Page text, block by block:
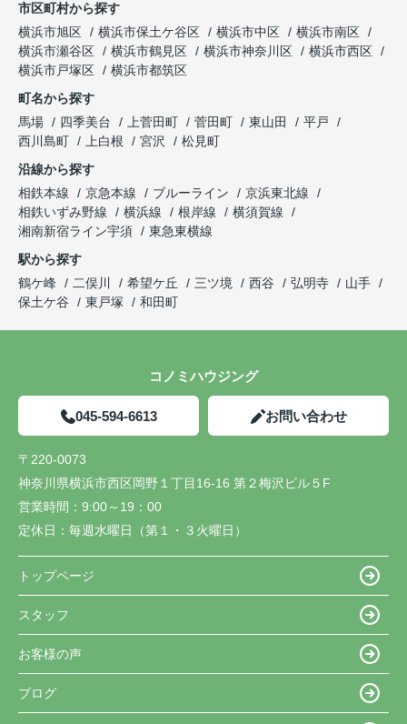
市区町村から探す
横浜市旭区
横浜市保土ケ谷区 横浜市中区
横浜市南区
横浜市瀬谷区
横浜市鶴見区 横浜市神奈川区
横浜市西区
横浜市戸塚区
横浜市都筑区
町名から探す
馬場
四季美台 上菅田町 菅田町 東山田
平戸
西川島町
上白根 宮沢
松見町
沿線から探す
相鉄本線
京急本線 ブルーライン
京浜東北線
相鉄いずみ野線
横浜線 根岸線
横須賀線
湘南新宿ライン宇須
東急東横線
駅から探す
鶴ケ峰
二俣川 希望ケ丘 三ツ境 西谷 弘明寺
山手
保土ケ谷
東戸塚 和田町
コノミハウジング
045-594-6613 お問い合わせ
〒220-0073
神奈川県横浜市西区岡野１丁目16-16 第２梅沢ビル５F
営業時間： 9:00～19：00
定休日： 毎週水曜日（第１・３火曜日）
トップページ
スタッフ
お客様の声
ブログ